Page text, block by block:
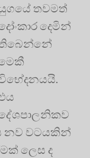
තවමත්
දෙමින්
නව වටයකින්
ලෙස ද